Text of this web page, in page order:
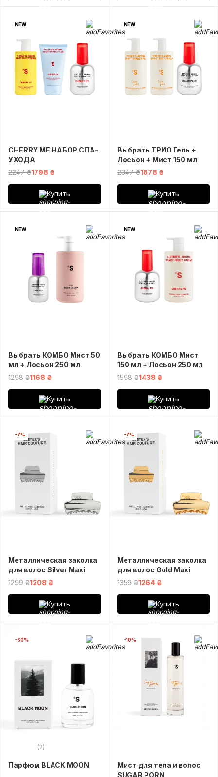
NEW
СHERRY ME НАБОР СПА-
УХОДА
2247 ₴1798 ₴
Купить
NEW
Выбрать ТРИО Гель +
Лосьон + Мист 150 мл
2347 ₴1878 ₴
Купить
NEW
Выбрать КОМБО Мист 50
мл + Лосьон 250 мл
1298 ₴1168 ₴
Купить
NEW
Выбрать КОМБО Мист
150 мл + Лосьон 250 мл
1598 ₴1438 ₴
Купить
-7%
Металлическая заколка
для волос Silver Maxi
1299 ₴1208 ₴
Купить
-7%
Металлическая заколка
для волос Gold Maxi
1359 ₴1264 ₴
Купить
-60%
(2)
Парфюм BLACK MOON
-10%
Мист для тела и волос
SUGAR PORN